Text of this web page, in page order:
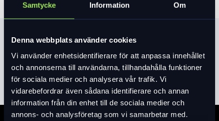
Samtycke Information Om
Denna webbplats använder cookies
Vi använder enhetsidentifierare för att anpassa innehållet
och annonserna till användarna, tillhandahålla funktioner
för sociala medier och analysera vår trafik. Vi
vidarebefordrar även sådana identifierare och annan
information från din enhet till de sociala medier och
annons- och analysföretag som vi samarbetar med.
Produktinformation
Läs merexpand_more